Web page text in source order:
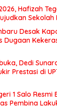
Hafizah
Desak
Dugaan
Dedi
Prestasi di
1 Salo
Pembina